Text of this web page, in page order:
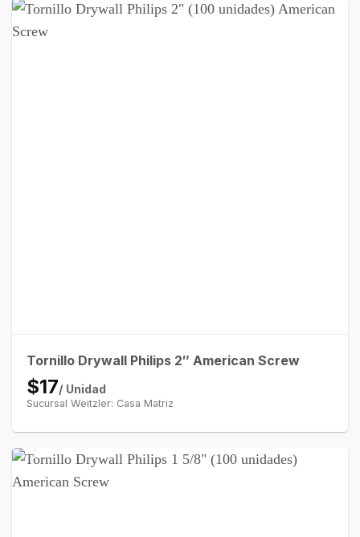
Tornillo Drywall Philips 2″ American Screw
$17/ Unidad
Sucursal Weitzler: Casa Matriz